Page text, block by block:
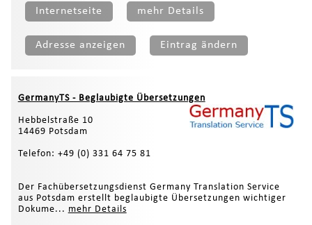
Internetseite mehr Details
Adresse anzeigen Eintrag ändern
GermanyTS - Beglaubigte Übersetzungen
Hebbelstraße 10
14469 Potsdam
Telefon: +49 (0) 331 64 75 81
Der Fachübersetzungsdienst Germany Translation Service
aus Potsdam erstellt beglaubigte Übersetzungen wichtiger
Dokume... mehr Details